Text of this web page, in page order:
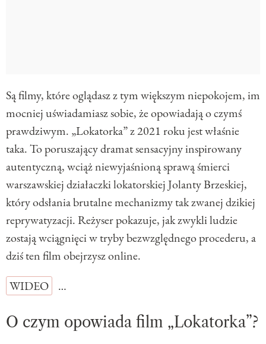
Są filmy, które oglądasz z tym większym niepokojem, im
mocniej uświadamiasz sobie, że opowiadają o czymś
prawdziwym. „Lokatorka” z 2021 roku jest właśnie
taka. To poruszający dramat sensacyjny inspirowany
autentyczną, wciąż niewyjaśnioną sprawą śmierci
warszawskiej działaczki lokatorskiej Jolanty Brzeskiej,
który odsłania brutalne mechanizmy tak zwanej dzikiej
reprywatyzacji. Reżyser pokazuje, jak zwykli ludzie
zostają wciągnięci w tryby bezwzględnego procederu, a
dziś ten film obejrzysz online.
WIDEO
…
O czym opowiada film „Lokatorka”?